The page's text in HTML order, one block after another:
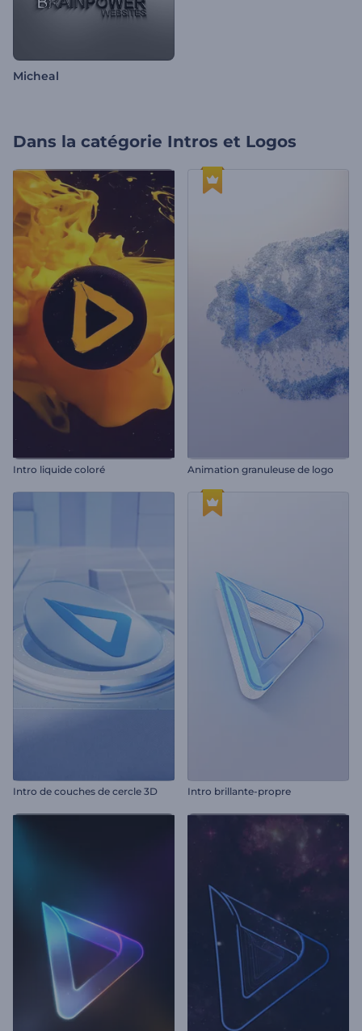
Micheal
Dans la catégorie Intros et Logos
Intro liquide coloré Animation granuleuse de logo
Intro de couches de cercle 3D Intro brillante-propre